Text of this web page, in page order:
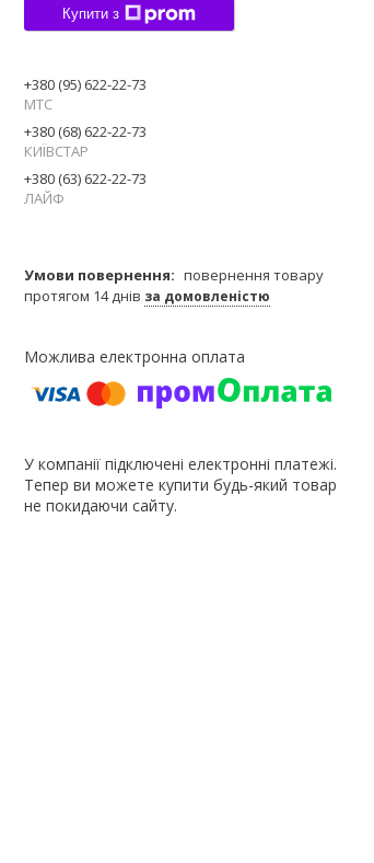
Купити з
+380 (95) 622-22-73
МТС
+380 (68) 622-22-73
КИЇВСТАР
+380 (63) 622-22-73
ЛАЙФ
повернення товару
протягом 14 днів за домовленістю
У компанії підключені електронні платежі.
Тепер ви можете купити будь-який товар
не покидаючи сайту.